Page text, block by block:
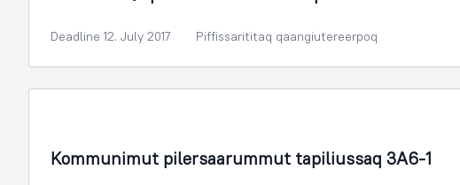
Deadline 12. July 2017 Piffissarititaq qaangiutereerpoq
Kommunimut pilersaarummut tapiliussaq 3A6-1